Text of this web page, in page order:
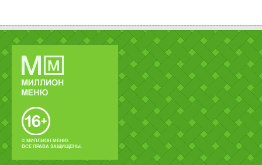
© МИЛЛИОН МЕНЮ.
ВСЕ ПРАВА ЗАЩИЩЕНЫ.